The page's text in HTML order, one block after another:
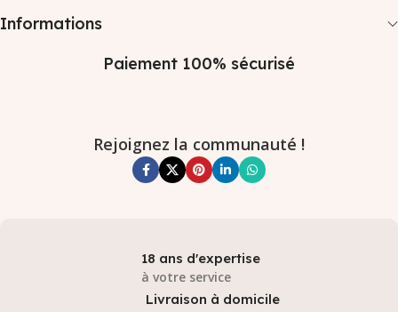
Informations
Paiement 100% sécurisé
Rejoignez la communauté !
18 ans d'expertise
à votre service
Livraison à domicile